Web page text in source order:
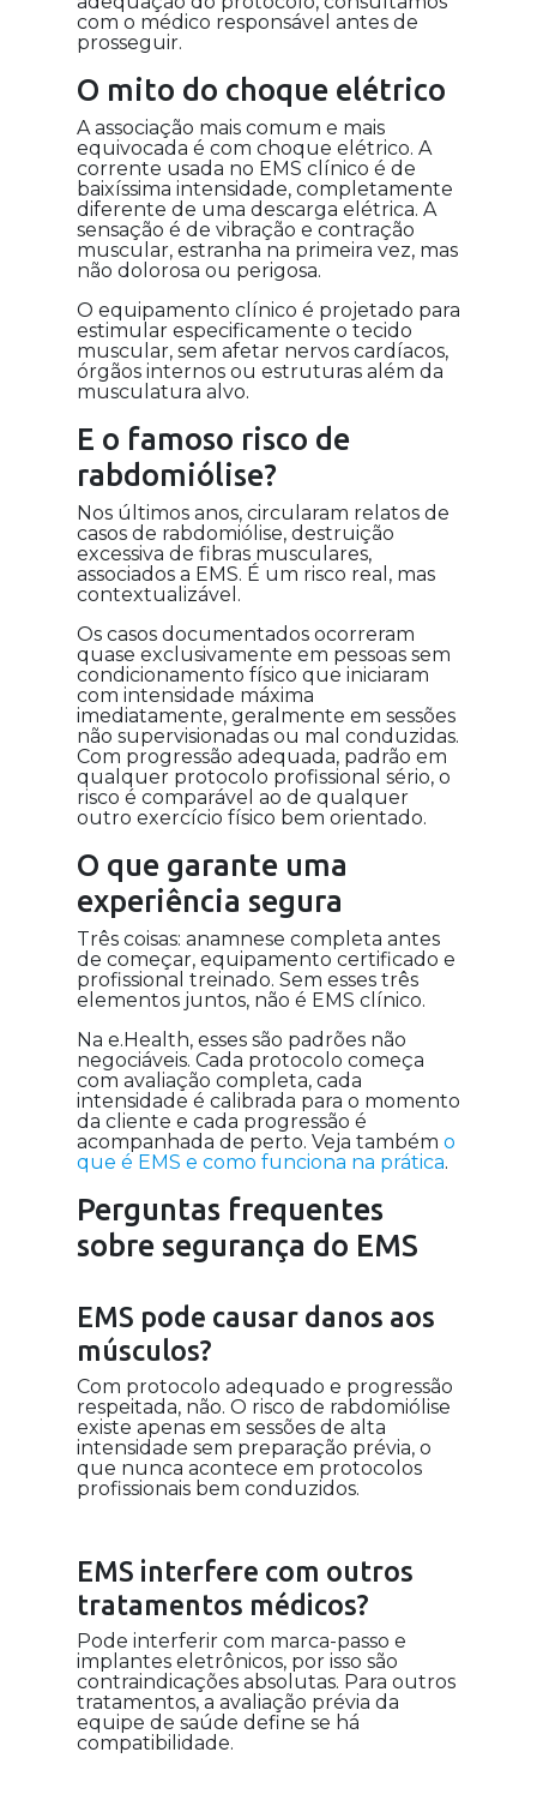
com o médico responsável antes de
prosseguir.
O mito do choque elétrico
A associação mais comum e mais
equivocada é com choque elétrico. A
corrente usada no EMS clínico é de
baixíssima intensidade, completamente
diferente de uma descarga elétrica. A
sensação é de vibração e contração
muscular, estranha na primeira vez, mas
não dolorosa ou perigosa.
O equipamento clínico é projetado para
estimular especificamente o tecido
muscular, sem afetar nervos cardíacos,
órgãos internos ou estruturas além da
musculatura alvo.
E o famoso risco de
rabdomiólise?
Nos últimos anos, circularam relatos de
casos de rabdomiólise, destruição
excessiva de fibras musculares,
associados a EMS. É um risco real, mas
contextualizável.
Os casos documentados ocorreram
quase exclusivamente em pessoas sem
condicionamento físico que iniciaram
com intensidade máxima
imediatamente, geralmente em sessões
não supervisionadas ou mal conduzidas.
Com progressão adequada, padrão em
qualquer protocolo profissional sério, o
risco é comparável ao de qualquer
outro exercício físico bem orientado.
O que garante uma
experiência segura
Três coisas: anamnese completa antes
de começar, equipamento certificado e
profissional treinado. Sem esses três
elementos juntos, não é EMS clínico.
Na e.Health, esses são padrões não
negociáveis. Cada protocolo começa
com avaliação completa, cada
intensidade é calibrada para o momento
da cliente e cada progressão é
acompanhada de perto. Veja também o
que é EMS e como funciona na prática.
Perguntas frequentes
sobre segurança do EMS
EMS pode causar danos aos
músculos?
Com protocolo adequado e progressão
respeitada, não. O risco de rabdomiólise
existe apenas em sessões de alta
intensidade sem preparação prévia, o
que nunca acontece em protocolos
profissionais bem conduzidos.
EMS interfere com outros
tratamentos médicos?
Pode interferir com marca-passo e
implantes eletrônicos, por isso são
contraindicações absolutas. Para outros
tratamentos, a avaliação prévia da
equipe de saúde define se há
compatibilidade.